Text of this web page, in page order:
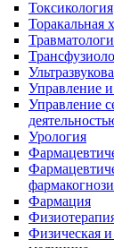
Токсикология
Торакальная
Управление
Управление
Урология
Фармация
Физическая